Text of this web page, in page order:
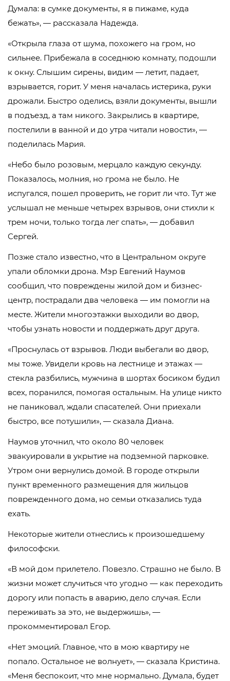
Думала: в сумке документы, я в пижаме, куда
бежать», — рассказала Надежда.
«Открыла глаза от шума, похожего на гром, но
сильнее. Прибежала в соседнюю комнату, подошли
к окну. Слышим сирены, видим — летит, падает,
взрывается, горит. У меня началась истерика, руки
дрожали. Быстро оделись, взяли документы, вышли
в подъезд, а там никого. Закрылись в квартире,
постелили в ванной и до утра читали новости», —
поделилась Мария.
«Небо было розовым, мерцало каждую секунду.
Показалось, молния, но грома не было. Не
испугался, пошел проверить, не горит ли что. Тут же
услышал не меньше четырех взрывов, они стихли к
трем ночи, только тогда лег спать», — добавил
Сергей.
Позже стало известно, что в Центральном округе
упали обломки дрона. Мэр Евгений Наумов
сообщил, что повреждены жилой дом и бизнес-
центр, пострадали два человека — им помогли на
месте. Жители многоэтажки выходили во двор,
чтобы узнать новости и поддержать друг друга.
«Проснулась от взрывов. Люди выбегали во двор,
мы тоже. Увидели кровь на лестнице и этажах —
стекла разбились, мужчина в шортах босиком будил
всех, поранился, помогая остальным. На улице никто
не паниковал, ждали спасателей. Они приехали
быстро, все потушили», — сказала Диана.
Наумов уточнил, что около 80 человек
эвакуировали в укрытие на подземной парковке.
Утром они вернулись домой. В городе открыли
пункт временного размещения для жильцов
поврежденного дома, но семьи отказались туда
ехать.
Некоторые жители отнеслись к произошедшему
философски.
«В мой дом прилетело. Повезло. Страшно не было. В
жизни может случиться что угодно — как переходить
дорогу или попасть в аварию, дело случая. Если
переживать за это, не выдержишь», —
прокомментировал Егор.
«Нет эмоций. Главное, что в мою квартиру не
попало. Остальное не волнует», — сказала Кристина.
«Меня беспокоит, что мне нормально. Думала, будет